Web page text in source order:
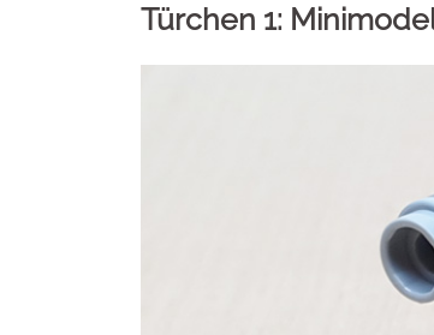
Türchen 1: